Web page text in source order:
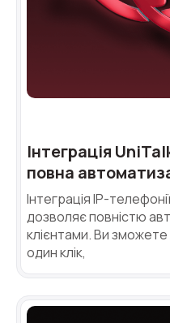
Інтеграція
повна
Інтеграція IP-
дозволяє повністю
клієнтами. Ви зможете
один клік,